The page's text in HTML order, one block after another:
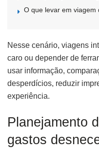
O que levar em viagem
Nesse cenário, viagens
caro ou depender de
usar informação,
desperdícios, reduzir
experiência.
Planejamento
gastos